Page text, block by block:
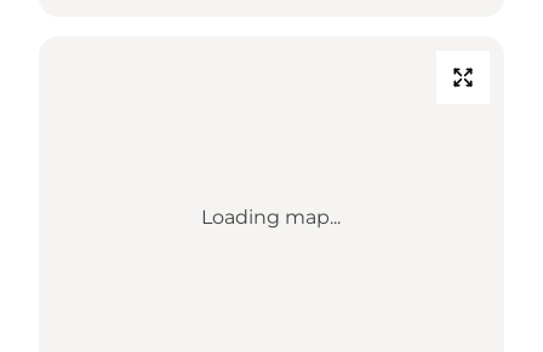
Loading map...